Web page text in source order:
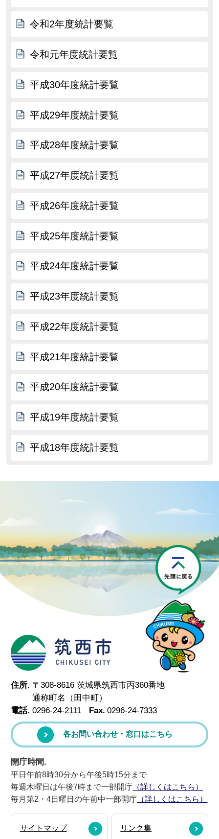
令和2年度統計要覧
令和元年度統計要覧
平成30年度統計要覧
平成29年度統計要覧
平成28年度統計要覧
平成27年度統計要覧
平成26年度統計要覧
平成25年度統計要覧
平成24年度統計要覧
平成23年度統計要覧
平成22年度統計要覧
平成21年度統計要覧
平成20年度統計要覧
平成19年度統計要覧
平成18年度統計要覧
筑西市
住所. 〒308-8616 茨城県筑西市丙360番地
通称町名（田中町）
電話. 0296-24-2111 Fax. 0296-24-7333
各お問い合わせ・窓口はこちら
開庁時間.
平日午前8時30分から午後5時15分まで
毎週木曜日は午後7時まで一部開庁 （詳しくはこちら）
毎月第2・4日曜日の午前中一部開庁 （詳しくはこちら）
サイトマップ リンク集